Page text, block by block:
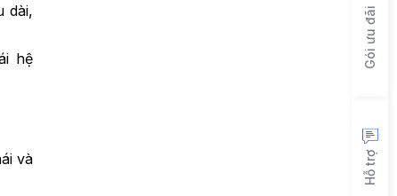
dài,
hệ
và
Hỗ trợ
Gói ưu đãi